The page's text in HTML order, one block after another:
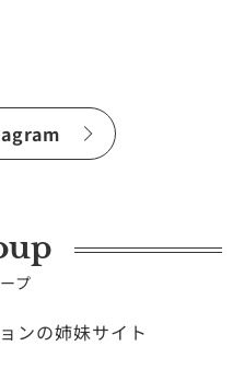
プ
ンの姉妹サイト